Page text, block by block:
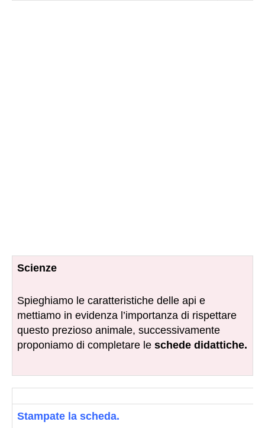
Scienze
Spieghiamo le caratteristiche delle api e
mettiamo in evidenza l’importanza di rispettare
questo prezioso animale, successivamente
proponiamo di completare le schede didattiche.
Stampate la scheda.